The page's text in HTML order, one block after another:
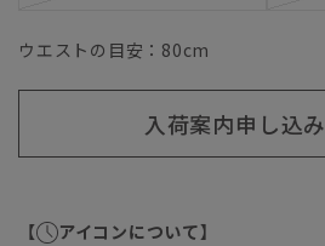
ウエストの目安： 80cm
入荷案内申し込み
【 アイコンについて】